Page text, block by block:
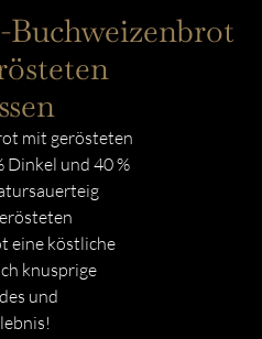
mit gerösteten
Dinkel und 40 %
eine köstliche
knusprige
und